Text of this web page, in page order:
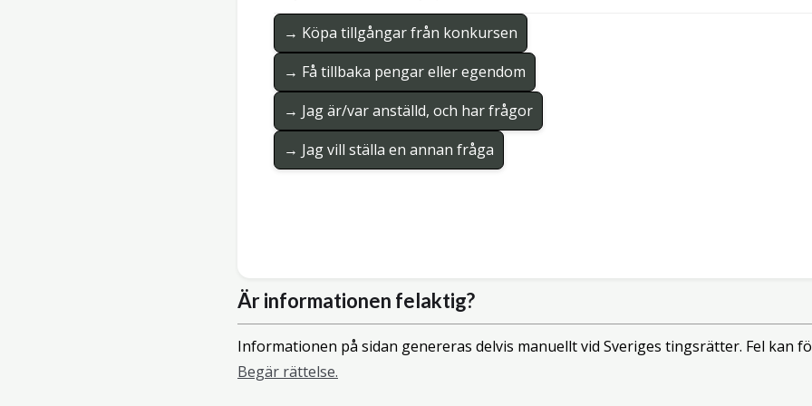
→ Köpa tillgångar från konkursen
→ Få tillbaka pengar eller egendom
→ Jag är/var anställd, och har frågor
→ Jag vill ställa en annan fråga
Är informationen felaktig?
Informationen på sidan genereras delvis manuellt vid Sveriges tingsrätter. Fel kan
Begär rättelse.